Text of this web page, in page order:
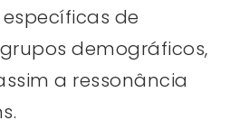
de
demográficos,
a ressonância